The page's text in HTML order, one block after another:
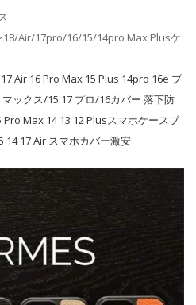
18/Air/17pro/16/15/14pro Max Plusケ
Air 16 Pro Max 15 Plus 14pro 16e ブ
ックス/15 17 プロ/16カバー 落下防
Max 14 13 12 Plusスマホケースブ
14 17 Air スマホカバー激安